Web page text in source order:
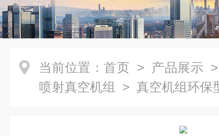
当前位置： 首页 > 产品展示
喷射真空机组
> 真空机组环保